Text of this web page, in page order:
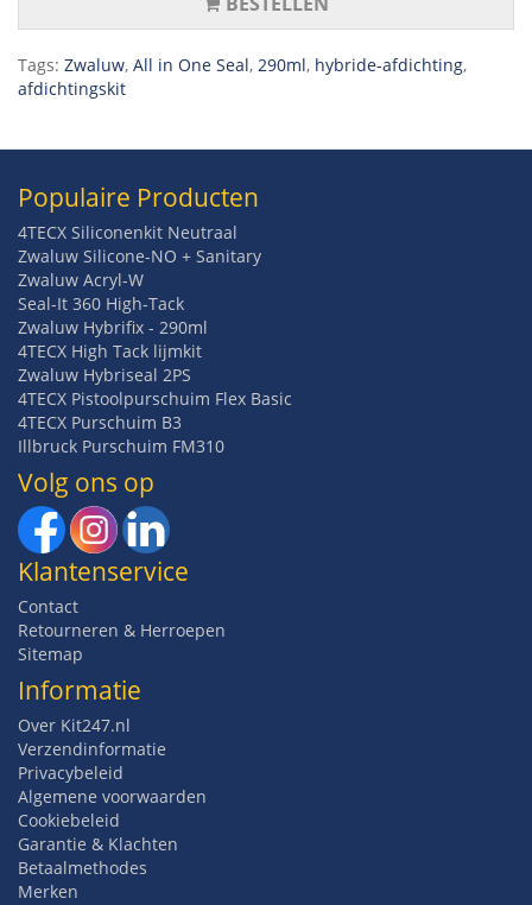
Tags: Zwaluw, All in One Seal, 290ml, hybride-afdichting,
afdichtingskit
Populaire Producten
4TECX Siliconenkit Neutraal
Zwaluw Silicone-NO + Sanitary
Zwaluw Acryl-W
Seal-It 360 High-Tack
Zwaluw Hybrifix - 290ml
4TECX High Tack lijmkit
Zwaluw Hybriseal 2PS
4TECX Pistoolpurschuim Flex Basic
4TECX Purschuim B3
Illbruck Purschuim FM310
Volg ons op
Klantenservice
Contact
Retourneren & Herroepen
Sitemap
Informatie
Over Kit247.nl
Verzendinformatie
Privacybeleid
Algemene voorwaarden
Cookiebeleid
Garantie & Klachten
Betaalmethodes
Merken